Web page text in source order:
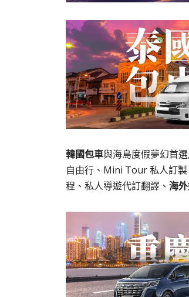
韓國包車與海島度假夢幻首選
自由行、Mini Tour 私人訂
程、私人導遊代訂翻譯、 海